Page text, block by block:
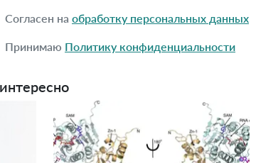
Согласен на обработку персональных данных
Принимаю Политику конфиденциальности